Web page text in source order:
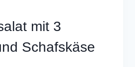
mit 3
Schafskäse